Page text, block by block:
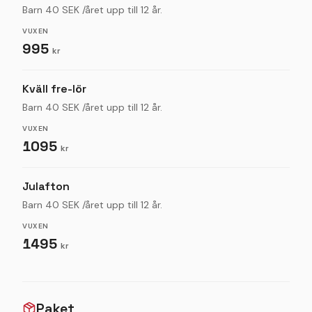
Gör julbordet till en helhetsupplevelse och stanna
kvar över natten på Dufweholms Herrgård.
Våra julbordspaket och julaftonsvistelser låter dig
Barn 40 SEK /året upp till 12 år.
VUXEN
995 kr
Kväll fre-lör
Barn 40 SEK /året upp till 12 år.
VUXEN
1095 kr
Julafton
Barn 40 SEK /året upp till 12 år.
VUXEN
1495 kr